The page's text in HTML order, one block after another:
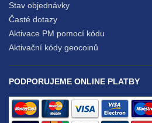
Stav objednávky
Časté dotazy
Aktivace PM pomocí kódu
Aktivační kódy geocoinů
PODPORUJEME ONLINE PLATBY